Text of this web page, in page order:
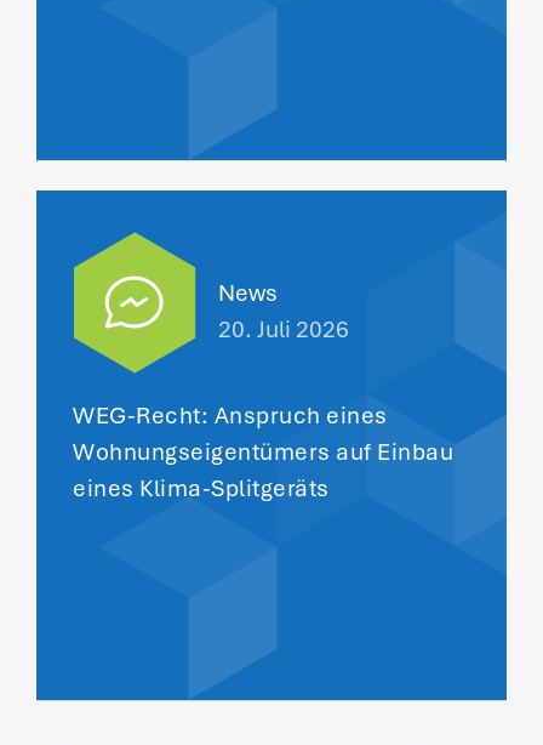
News
20. Juli 2026
WEG-Recht: Anspruch eines
Wohnungseigentümers auf Einbau
eines Klima-Splitgeräts